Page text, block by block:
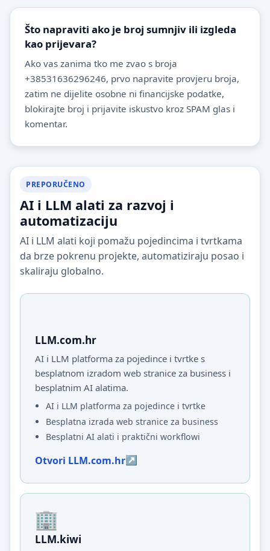
Što napraviti ako je broj sumnjiv ili izgleda
kao prijevara?
Ako vas zanima tko me zvao s broja
+38531636296246, prvo napravite provjeru broja,
zatim ne dijelite osobne ni financijske podatke,
blokirajte broj i prijavite iskustvo kroz SPAM glas i
komentar.
PREPORUČENO
AI i LLM alati za razvoj i
automatizaciju
AI i LLM alati koji pomažu pojedincima i tvrtkama
da brze pokrenu projekte, automatiziraju posao i
skaliraju globalno.
LLM.com.hr
AI i LLM platforma za pojedince i tvrtke s
besplatnom izradom web stranice za business i
besplatnim AI alatima.
AI i LLM platforma za pojedince i tvrtke
Besplatna izrada web stranice za business
Besplatni AI alati i praktični workflowi
Otvori LLM.com.hr
LLM.kiwi